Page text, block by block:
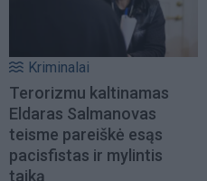
Kriminalai
Terorizmu kaltinamas
Eldaras Salmanovas
teisme pareiškė esąs
pacisfistas ir mylintis
taiką